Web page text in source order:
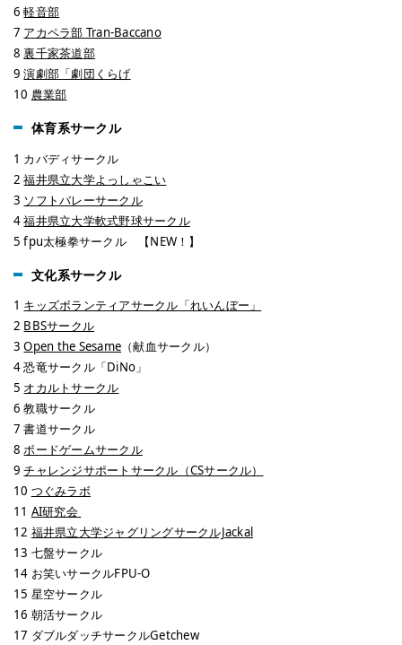
6軽音部
7 アカペラ部 Tran-Baccano
8裏千家茶道部
9演劇部「劇団くらげ
10 農業部
体育系サークル
1 カバディサークル
2福井県立大学よっしゃこい
3 ソフトバレーサークル
4福井県立大学軟式野球サークル
5 fpu太極拳サークル 【NEW！】
文化系サークル
1 キッズボランティアサークル「れいんぼー」
2 BBSサークル
3Open the Sesame （献血サークル）
4 恐竜サークル「DiNo」
5 オカルトサークル
6 教職サークル
7 書道サークル
8ボードゲームサークル
9チャレンジサポートサークル（CSサークル）
10 つぐみラボ
11 AI研究会
12 福井県立大学ジャグリングサークルJackal
13 七盤サークル
14 お笑いサークルFPU-O
15 星空サークル
16 朝活サークル
17 ダブルダッチサークルGetchew